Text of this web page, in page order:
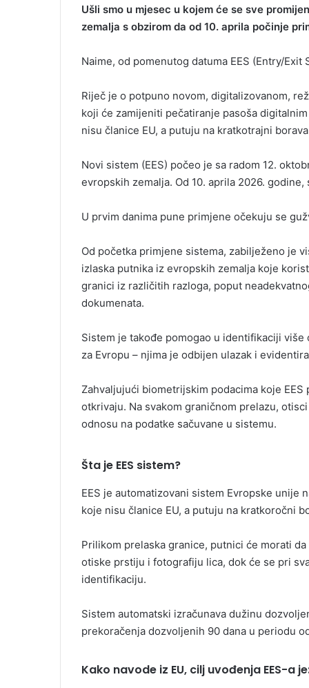
Ušli smo u mjesec u kojem će se sve
zemalja s obzirom da od 10. aprila počinje
Naime, od pomenutog datuma EES (Entry/
Riječ je o potpuno novom, digitalizovanom,
koji će zamijeniti pečatiranje pasoša
nisu članice EU, a putuju na kratkotrajni
Novi sistem (EES) počeo je sa radom 12.
evropskih zemalja. Od 10. aprila 2026.
U prvim danima pune primjene očekuju se
Od početka primjene sistema, zabilježeno je
izlaska putnika iz evropskih zemalja koje
granici iz različitih razloga, poput
dokumenata.
Sistem je takođe pomogao u identifikaciji
za Evropu – njima je odbijen ulazak i
Zahvaljujući biometrijskim podacima koje
otkrivaju. Na svakom graničnom prelazu,
odnosu na podatke sačuvane u sistemu.
Šta je EES sistem?
EES je automatizovani sistem Evropske unije
koje nisu članice EU, a putuju na kratkoročni
Prilikom prelaska granice, putnici će morati
otiske prstiju i fotografiju lica, dok će se pri
identifikaciju.
Sistem automatski izračunava dužinu
prekoračenja dozvoljenih 90 dana u periodu
Kako navode iz EU, cilj uvođenja EES-a